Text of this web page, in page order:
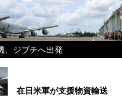
、ジブチへ出発
在日米軍が支援物資輸送